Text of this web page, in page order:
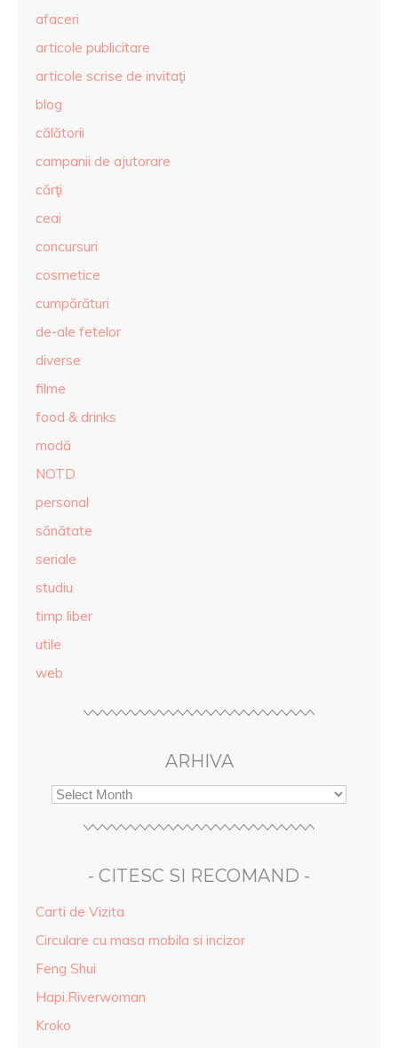
afaceri
articole publicitare
articole scrise de invitaţi
blog
călătorii
campanii de ajutorare
cărţi
ceai
concursuri
cosmetice
cumpărături
de-ale fetelor
diverse
filme
food & drinks
modă
NOTD
personal
sănătate
seriale
studiu
timp liber
utile
web
ARHIVA
- CITESC SI RECOMAND -
Carti de Vizita
Circulare cu masa mobila si incizor
Feng Shui
Hapi.Riverwoman
Kroko